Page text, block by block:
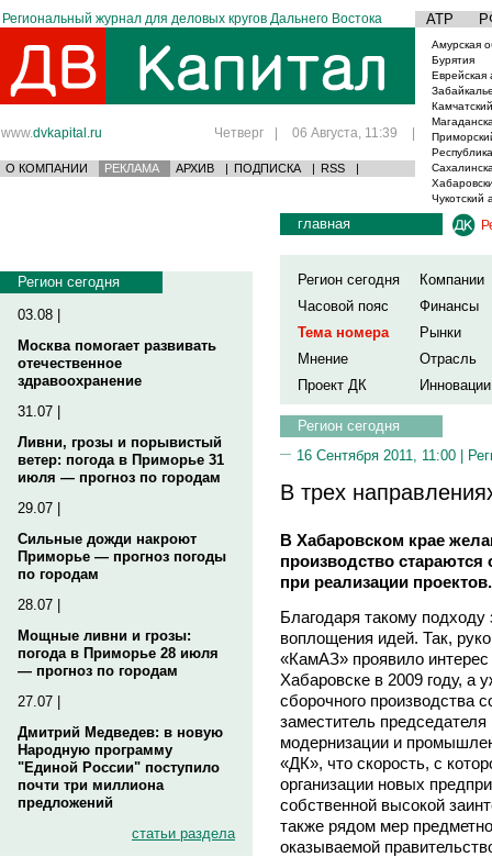
Региональный журнал для деловых кругов Дальнего Востока АТР
www.dvkapital.ru Четверг | 06 Августа, 11:39 |
О КОМПАНИИ РЕКЛАМА АРХИВ | ПОДПИСКА | RSS |
Амурская
Бурятия
Еврейская
Чукотский
Регион сегодня
03.08 |
Москва помогает развивать
отечественное
здравоохранение
31.07 |
Ливни, грозы и порывистый
ветер: погода в Приморье 31
июля — прогноз по городам
29.07 |
Сильные дожди накроют
Приморье — прогноз погоды
по городам
28.07 |
Мощные ливни и грозы:
погода в Приморье 28 июля
— прогноз по городам
27.07 |
Дмитрий Медведев: в новую
Народную программу
"Единой России" поступило
почти три миллиона
предложений
статьи раздела
главная
Регион сегодня
Компании
Часовой пояс
Финансы
Тема номера
Рынки
Мнение
Отрасль
Проект ДК
Инновации
Регион сегодня
16 Сентября 2011, 11:00 |
В трех
В Хабаровском крае
производство
при реализации проектов.
Благодаря такому
воплощения идей. Так,
«КамАЗ» проявило
Хабаровске в 2009 году, а
сборочного производства
заместитель
модернизации и
«ДК», что скорость, с
организации новых
собственной высокой
также рядом мер
оказываемой